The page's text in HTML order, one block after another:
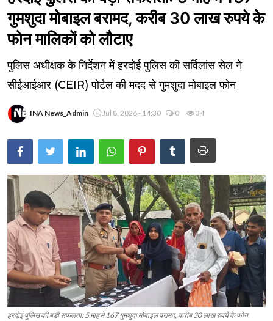
गुमशुदा मोबाइल बरामद, करीब 30 लाख रुपये के
फोन मालिकों को लौटाए
पुलिस अधीक्षक के निर्देशन में हरदोई पुलिस की सर्विलांस सेल ने
सीईआईआर (CEIR) पोर्टल की मदद से गुमशुदा मोबाइल फोन
INA News_Admin Jul 8, 2026 - 14:30 0 34
हरदोई पुलिस की बड़ी सफलता: 5 माह में 167 गुमशुदा मोबाइल बरामद, करीब 30 लाख रुपये के फोन